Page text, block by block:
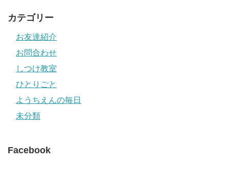
カテゴリー
お友達紹介
お問合わせ
しつけ教室
ひとりごと
ようちえんの毎日
未分類
Facebook